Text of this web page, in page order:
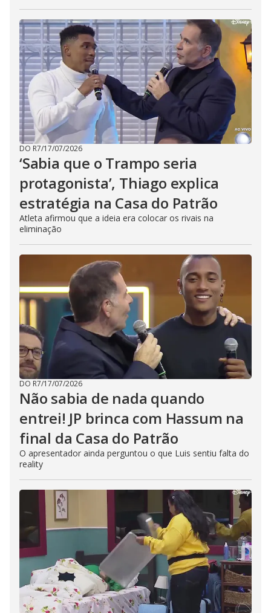
DO R7/17/07/2026
‘Sabia que o Trampo seria
protagonista’, Thiago explica
estratégia na Casa do Patrão
Atleta afirmou que a ideia era colocar os rivais na
eliminação
DO R7/17/07/2026
Não sabia de nada quando
entrei! JP brinca com Hassum na
final da Casa do Patrão
O apresentador ainda perguntou o que Luis sentiu falta do
reality